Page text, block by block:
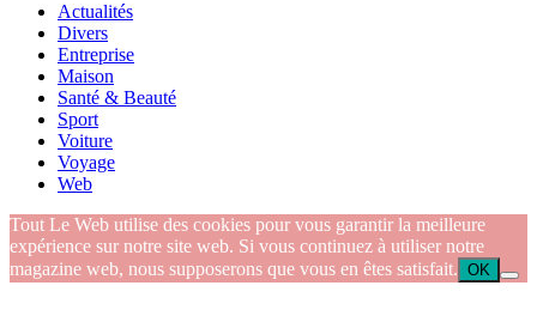
Actualités
Divers
Entreprise
Maison
Santé & Beauté
Sport
Voiture
Voyage
Web
Tout Le Web utilise des cookies pour vous garantir la meilleure
expérience sur notre site web. Si vous continuez à utiliser notre
magazine web, nous supposerons que vous en êtes satisfait. OK